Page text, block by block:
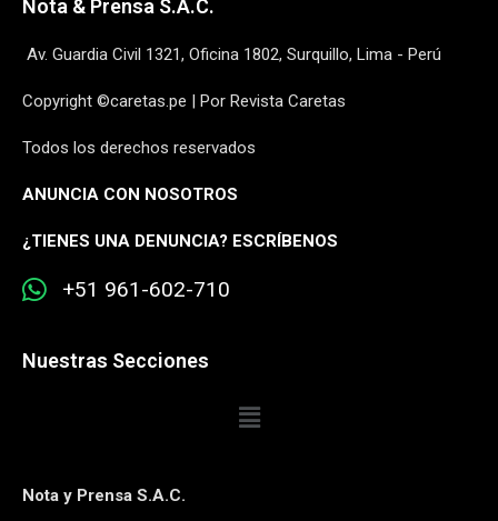
Nota & Prensa S.A.C.
Av. Guardia Civil 1321, Oficina 1802, Surquillo, Lima - Perú
Copyright ©caretas.pe | Por Revista Caretas
Todos los derechos reservados
ANUNCIA CON NOSOTROS
¿TIENES UNA DENUNCIA? ESCRÍBENOS
+51 961-602-710
Nuestras Secciones
Nota y Prensa S.A.C.